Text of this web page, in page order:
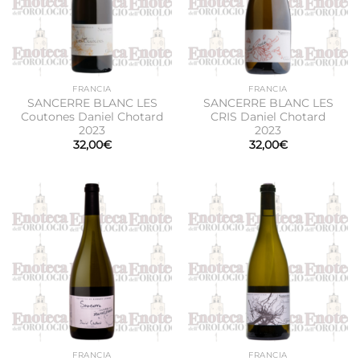
FRANCIA
SANCERRE BLANC LES
Coutones Daniel Chotard
2023
32,00€
FRANCIA
SANCERRE BLANC LES
CRIS Daniel Chotard
2023
32,00€
FRANCIA FRANCIA